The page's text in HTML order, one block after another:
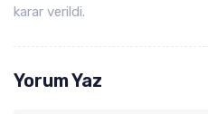
karar verildi.
Yorum Yaz